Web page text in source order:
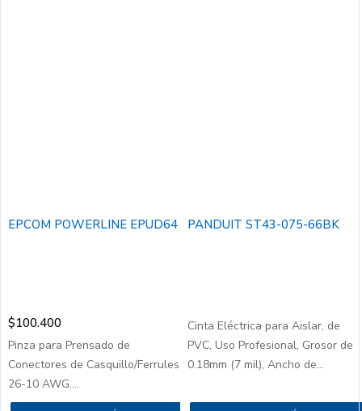
EPCOM POWERLINE EPUD64
$100.400
Pinza para Prensado de
Conectores de Casquillo/Ferrules
26-10 AWG....
PANDUIT ST43-075-66BK
Cinta Eléctrica para Aislar, de
PVC, Uso Profesional, Grosor de
0.18mm (7 mil), Ancho de...